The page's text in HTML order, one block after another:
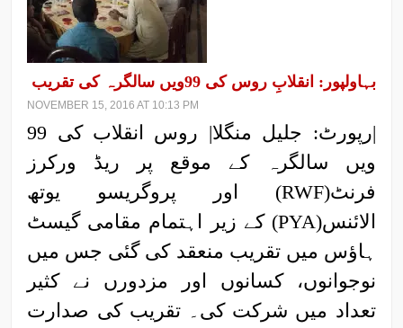
بہاولپور: انقلابِ روس کی 99ویں سالگرہ کی تقریب
NOVEMBER 15, 2016 AT 10:13 PM
|رپورٹ: جلیل منگلا| روس انقلاب کی 99
ویں سالگرہ کے موقع پر ریڈ ورکرز
فرنٹ(RWF) اور پروگریسو یوتھ
الائنس(PYA) کے زیر اہتمام مقامی گیسٹ
ہاؤس میں تقریب منعقد کی گئی جس میں
نوجوانوں، کسانوں اور مزدورں نے کثیر
تعداد میں شرکت کی۔ تقریب کی صدارت